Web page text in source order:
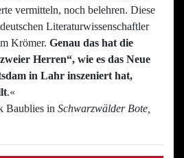
vermitteln, noch belehren. Diese
Literaturwissenschaftler
Krömer. Genau das hat die
Herren“, wie es das Neue
in Lahr inszeniert hat,
.«
Baublies in Schwarzwälder Bote,